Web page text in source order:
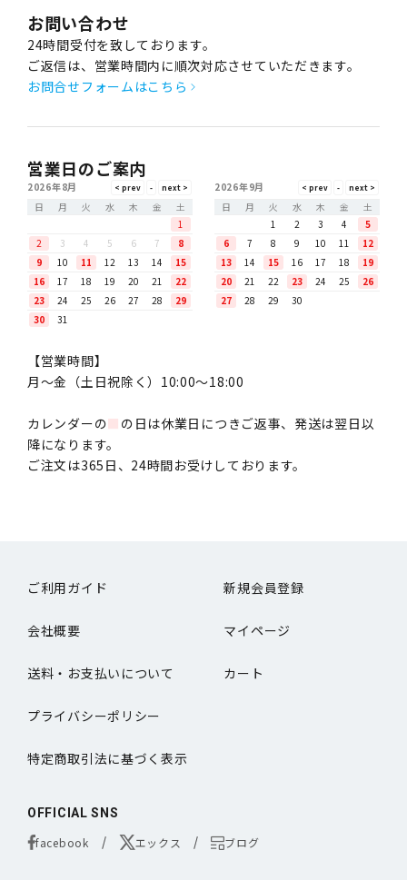
お問い合わせ
24時間受付を致しております。
ご返信は、営業時間内に順次対応させていただきます。
お問合せフォームはこちら
営業日のご案内
2026年8月
日
月 火 水 木 金
土
1
2
3 4 5 6 7
8
9
10 11 12 13 14
15
16
17 18 19 20 21
22
23
24 25 26 27 28
29
30
31
2026年9月
日
月 火 水 木 金
土
1
2 3 4
5
6
7 8 9 10 11
12
13
14 15 16 17 18
19
20
21 22 23 24 25
26
27
28 29 30
【営業時間】
月〜金（土日祝除く）10:00～18:00
カレンダーの■ の日は休業日につきご返事、発送は翌日以
降になります。
ご注文は365日、24時間お受けしております。
ご利用ガイド 新規会員登録
会社概要 マイページ
送料・お支払いについて カート
プライバシーポリシー
特定商取引法に基づく表示
OFFICIAL SNS
facebook エックス ブログ